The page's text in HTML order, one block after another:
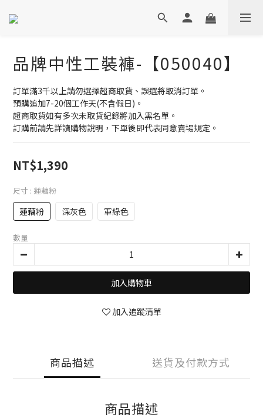
品牌中性工裝褲-【050040】
訂單滿3千以上請勿選擇超商取貨、誤選將取消訂單。
預購追加7-20個工作天(不含假日)。
超商取貨如有多次未取貨紀錄將加入黑名單。
訂購前請先詳讀購物說明，下單後即代表同意賣場規定。
NT$1,390
尺寸 : 蓮藕粉
蓮藕粉 深灰色 軍綠色
數量
加入購物車
加入追蹤清單
商品描述 送貨及付款方式
商品描述